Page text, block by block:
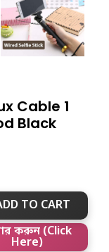
Cable 1
Black
TO CART
করুন (Click
Here)